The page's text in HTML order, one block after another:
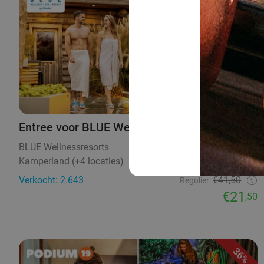
Entree voor BLUE Wellnessresorts
BLUE Wellnessresorts
8.8
Kamperland (+4 locaties)
15 min.
Verkocht: 2.643
Regulier €41,50
€21,50
36%